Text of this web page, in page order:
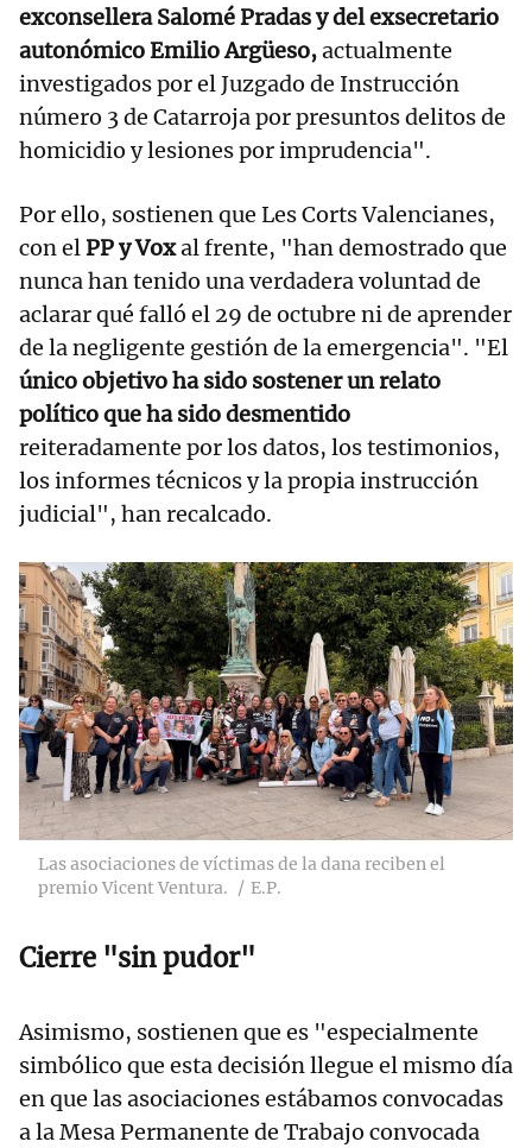
exconsellera Salomé Pradas y del exsecretario
autonómico Emilio Argüeso,actualmente
investigados por el Juzgado de Instrucción
número 3 de Catarroja por presuntos delitos de
homicidio y lesiones por imprudencia".
Por ello, sostienen que Les Corts Valencianes,
con elPP y Voxal frente, "han demostrado que
nunca han tenido una verdadera voluntad de
aclarar qué falló el 29 de octubre ni de aprender
de la negligente gestión de la emergencia". "El
único objetivo ha sido sostener un relato
político que ha sido desmentido
reiteradamente por los datos, los testimonios,
los informes técnicos y la propia instrucción
judicial", han recalcado.
Las asociaciones de víctimas de la dana reciben el
premio Vicent Ventura.
E.P.
Cierre "sin pudor"
Asimismo, sostienen que es "especialmente
simbólico que esta decisión llegue el mismo día
en que las asociaciones estábamos convocadas
a la Mesa Permanente de Trabajo convocada